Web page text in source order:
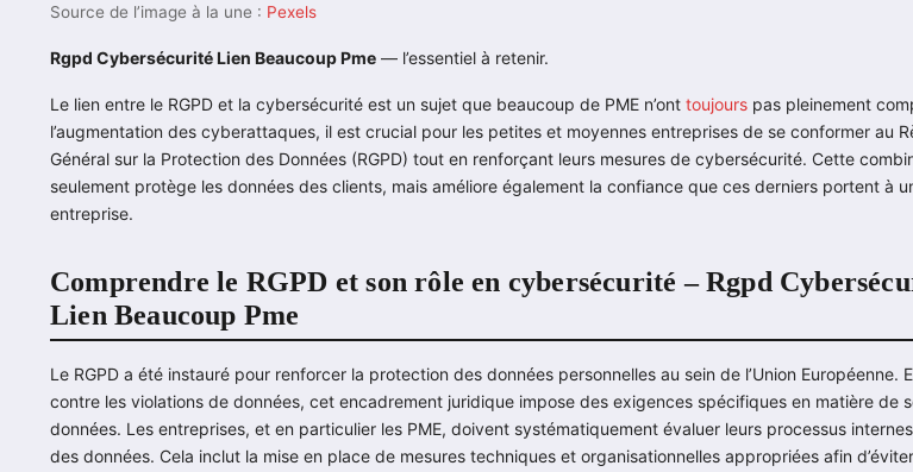
Source de l’image à la une : Pexels
Rgpd Cybersécurité Lien Beaucoup Pme — l’essentiel à retenir.
Le lien entre le RGPD et la cybersécurité est un sujet que beaucoup de PME n’ont toujours pas pleinement
l’augmentation des cyberattaques, il est crucial pour les petites et moyennes entreprises de se conformer au
Général sur la Protection des Données (RGPD) tout en renforçant leurs mesures de cybersécurité. Cette
seulement protège les données des clients, mais améliore également la confiance que ces derniers portent à
entreprise.
Comprendre le RGPD et son rôle en cybersécurité – Rgpd
Lien Beaucoup Pme
Le RGPD a été instauré pour renforcer la protection des données personnelles au sein de l’Union Européenne.
contre les violations de données, cet encadrement juridique impose des exigences spécifiques en matière de
données. Les entreprises, et en particulier les PME, doivent systématiquement évaluer leurs processus
des données. Cela inclut la mise en place de mesures techniques et organisationnelles appropriées afin